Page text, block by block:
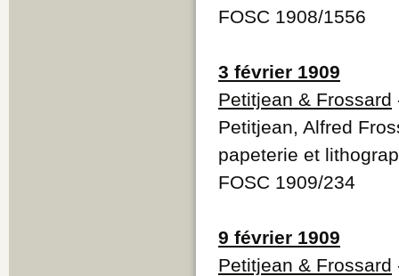
FOSC 1908/1556
3 février 1909
Petitjean & Frossard
Petitjean, Alfred
papeterie et
FOSC 1909/234
9 février 1909
Petitjean & Frossard